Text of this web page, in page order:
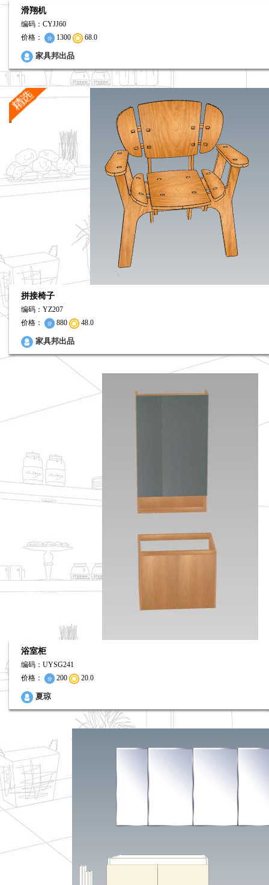
滑翔机
编码：CYJJ60
价格：
1300 68.0
家具邦出品
拼接椅子
编码：YZ207
价格：
880 48.0
家具邦出品
浴室柜
编码：UYSG241
价格：
200 20.0
夏琼